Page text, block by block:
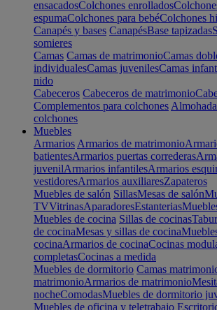
ensacadosColchones enrollados
espumaColchones para bebéColchones
Canapés y bases CanapésBase tapizadas
somieres
Camas Camas de matrimonioCamas
individualesCamas juvenilesCamas
nido
Cabeceros Cabeceros de matrimonio
Complementos para colchones
colchones
Muebles
Armarios Armarios de matrimonio
batientesArmarios puertas correderas
juvenilArmarios infantilesArmarios
vestidoresArmarios auxiliaresZapateros
Muebles de salón SillasMesas de salón
TVVitrinasAparadoresEstanterias
Muebles de cocina Sillas de cocinas
de cocinaMesas y sillas de cocina
cocinaArmarios de cocinaCocinas
completasCocinas a medida
Muebles de dormitorio Camas
matrimonioArmarios de matrimonio
nocheComodasMuebles de dormitorio
Muebles de oficina y teletrabajo